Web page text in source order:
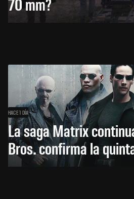
HACE 1 DÍA
La saga Matrix
Bros. confirma la